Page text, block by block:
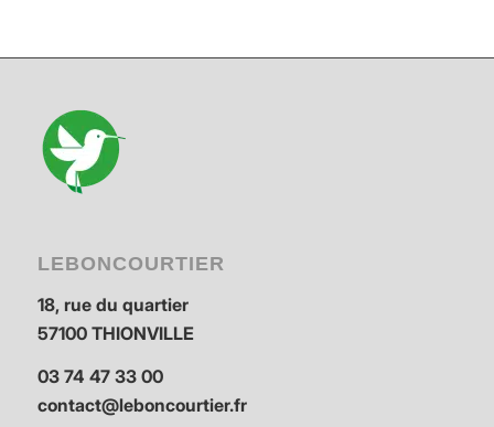
LEBONCOURTIER
18, rue du quartier
57100 THIONVILLE
03 74 47 33 00
contact@leboncourtier.fr